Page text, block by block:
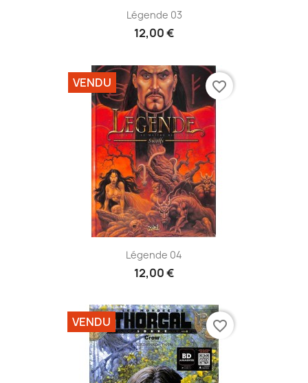
Légende 03
12,00 €
Légende 04
12,00 €
VENDU favorite_border
VENDU favorite_border